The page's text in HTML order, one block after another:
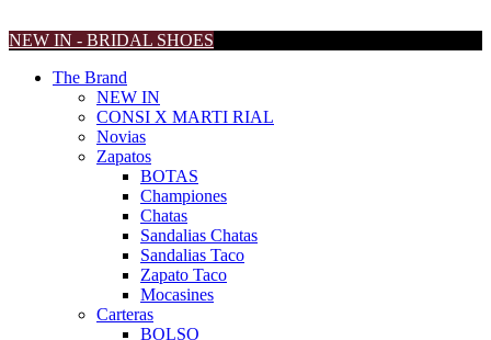
NEW IN - BRIDAL SHOES
The Brand
NEW IN
CONSI X MARTI RIAL
Novias
Zapatos
BOTAS
Championes
Chatas
Sandalias Chatas
Sandalias Taco
Zapato Taco
Mocasines
Carteras
BOLSO